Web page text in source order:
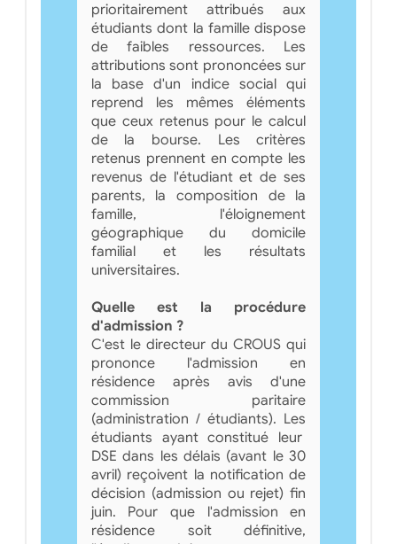
prioritairement attribués aux
étudiants dont la famille dispose
de faibles ressources. Les
attributions sont prononcées sur
la base d'un indice social qui
reprend les mêmes éléments
que ceux retenus pour le calcul
de la bourse. Les critères
retenus prennent en compte les
revenus de l'étudiant et de ses
parents, la composition de la
famille, l'éloignement
géographique du domicile
familial et les résultats
universitaires.
Quelle est la procédure
d'admission ?
C'est le directeur du CROUS qui
prononce l'admission en
résidence après avis d'une
commission paritaire
(administration / étudiants). Les
étudiants ayant constitué leur
DSE dans les délais (avant le 30
avril) reçoivent la notification de
décision (admission ou rejet) fin
juin. Pour que l'admission en
résidence soit définitive,